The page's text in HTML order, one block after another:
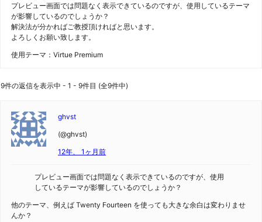
プレビュー画面では問題なく表示できているのですが、使用しているテーマ
が影響しているのでしょうか？
解決法が分かればご教授頂ければと思います。
よろしくお願い致します。
使用テーマ：Virtue Premium
9件の返信を表示中 - 1 - 9件目 (全9件中)
ghvst
(@ghvst)
12年、 1ヶ月前
プレビュー画面では問題なく表示できているのですが、使用
しているテーマが影響しているのでしょうか？
他のテーマ、例えば Twenty Fourteen を使っても大きな余白は変わりませ
んか？